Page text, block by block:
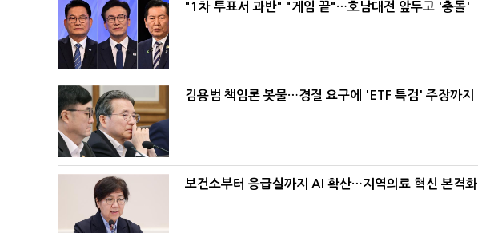
"1차 투표서 과반" "게임 끝"…호남대전 앞두고 '충돌'
김용범 책임론 봇물…경질 요구에 'ETF 특검' 주장까지
보건소부터 응급실까지 AI 확산…지역의료 혁신 본격화